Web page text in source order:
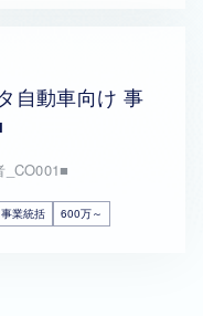
自動車向け 事
_CO001■
業統括 600万～